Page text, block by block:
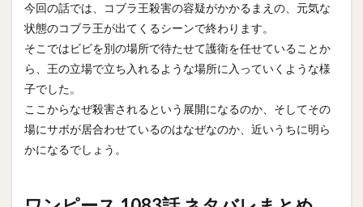
今回の話では、コブラ王殺害の容疑がかかるまえの、元気な
状態のコブラ王が出てくるシーンで終わります。
そこではビビを別の場所で待たせて護衛を任せていることか
ら、王の立場で立ち入れるような場所に入っていくような様
子でした。
ここからなぜ殺害されるという展開になるのか、そしてその
場にサボが居合わせているのはなぜなのか、近いうちに明ら
かになるでしょう。